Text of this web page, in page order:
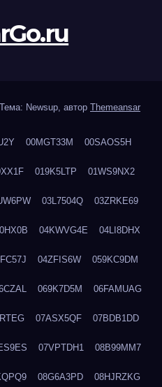
Тема: Newsup, автор Themeansar
00MGT33M 00SAOS5H
019K5LTP 01WS9NX2
03L7504Q 03ZRKE69
04KWVG4E 04LI8DHX
04ZFIS6W 059KC9DM
069K7D5M 06FAMUAG
07ASX5QF 07BDB1DD
07VPTDH1 08B99MM7
08G6A3PD 08HJRZKG